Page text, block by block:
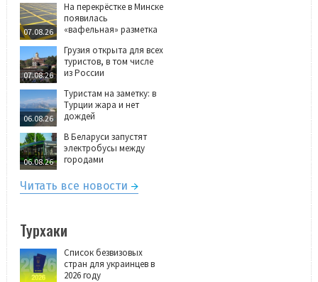
07.08.26
На перекрёстке в Минске
появилась
«вафельная» разметка
07.08.26
Грузия открыта для всех
туристов, в том числе
из России
06.08.26
Туристам на заметку: в
Турции жара и нет
дождей
06.08.26
В Беларуси запустят
электробусы между
городами
Читать все новости
Турхаки
Список безвизовых
стран для украинцев в
2026 году